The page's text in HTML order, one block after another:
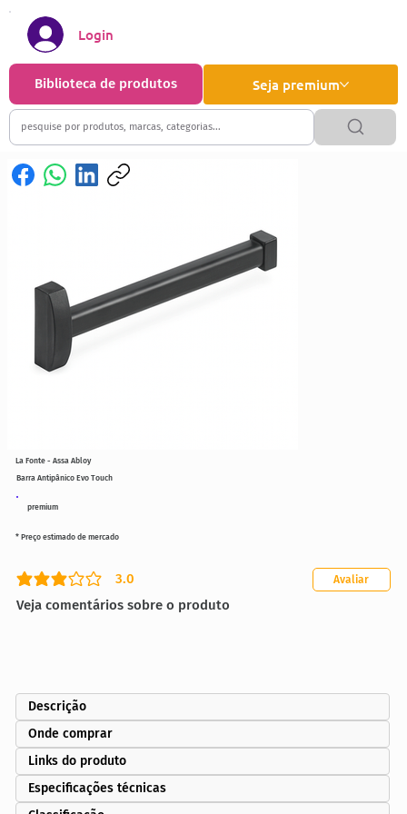
Seja premium
Biblioteca de produtos
Login
premium
Barra Antipânico Evo Touch
3.0
classificação média é 3 de 5
Veja comentários sobre o produto
Avaliar
* Preço estimado de mercado
La Fonte - Assa Abloy
Descrição
Onde comprar
Links do produto
Especificações técnicas